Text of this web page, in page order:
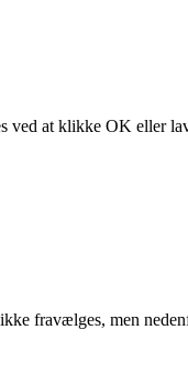
at klikke OK eller
fravælges, men